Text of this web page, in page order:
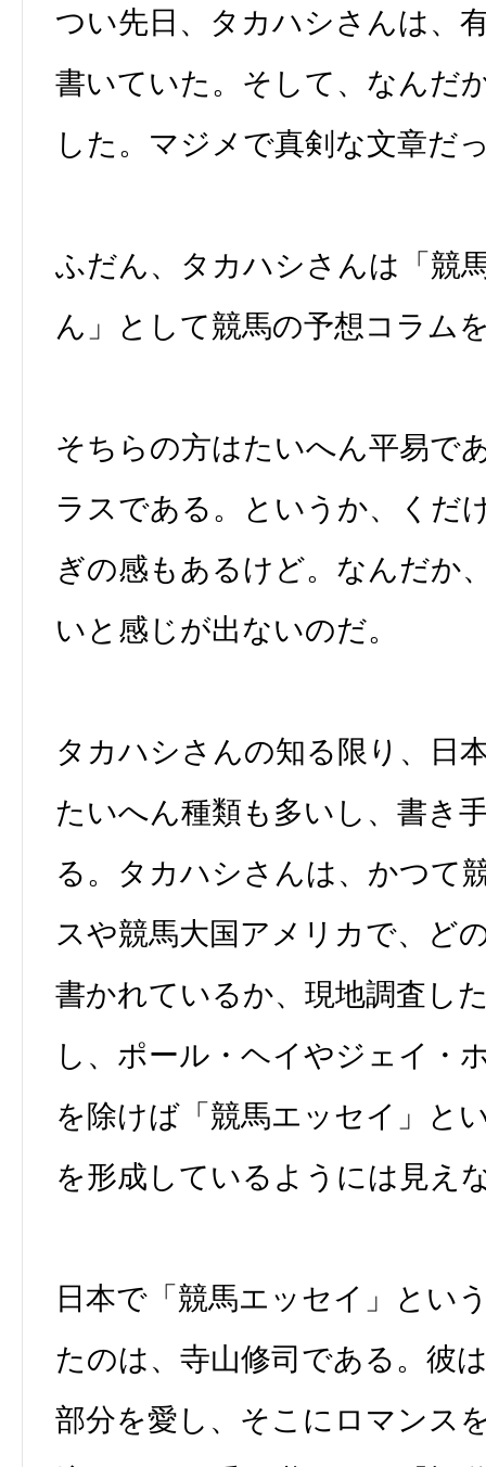
つい先日、タカハシさんは、
書いていた。そして、なんだ
した。マジメで真剣な文章だ
ふだん、タカハシさんは「競
ん」として競馬の予想コラム
そちらの方はたいへん平易で
ラスである。というか、くだ
ぎの感もあるけど。なんだか
いと感じが出ないのだ。
タカハシさんの知る限り、日
たいへん種類も多いし、書き
る。タカハシさんは、かつて
スや競馬大国アメリカで、ど
書かれているか、現地調査し
し、ポール・ヘイやジェイ・
を除けば「競馬エッセイ」と
を形成しているようには見え
日本で「競馬エッセイ」とい
たのは、寺山修司である。彼
部分を愛し、そこにロマンス